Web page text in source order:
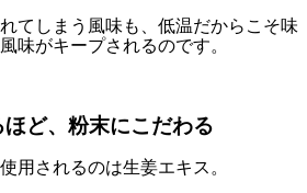
てしまう風味も、低温だからこそ味
味がキープされるのです。
ど、粉末にこだわる
用されるのは生姜エキス。